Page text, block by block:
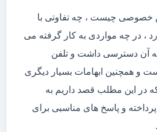
خصوصی چیست ، چه تفاوتی با
، در چه مواردی به کار گرفته می
آن دسترسی داشت و تلفن
و همچنین ابهامات بسیار دیگری
در این مطلب قصد داریم به
و پاسخ های مناسبی برای